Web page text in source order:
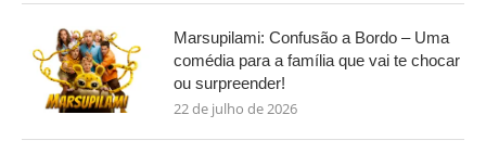
Marsupilami: Confusão a Bordo – Uma
comédia para a família que vai te chocar
ou surpreender!
22 de julho de 2026